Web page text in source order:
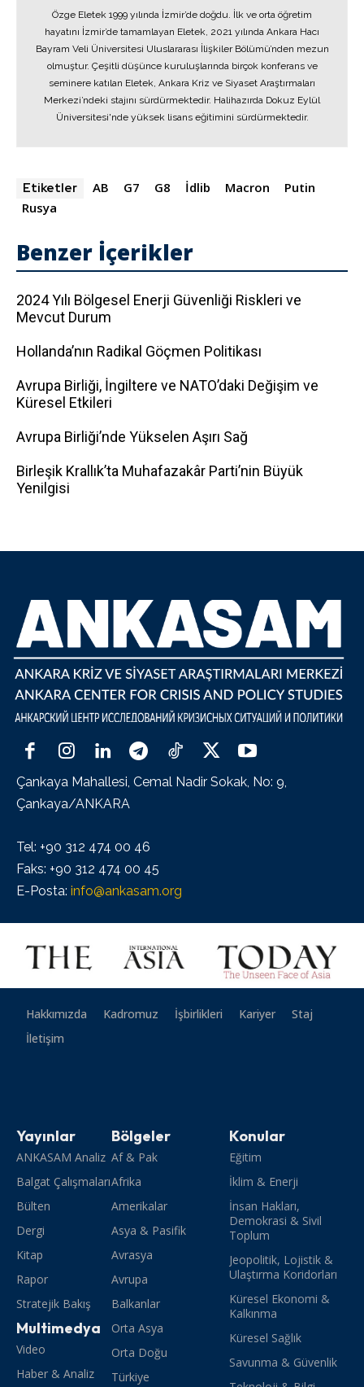
Özge Eletek 1999 yılında İzmir’de doğdu. İlk ve orta öğretim
hayatını İzmir’de tamamlayan Eletek, 2021 yılında Ankara Hacı
Bayram Veli Üniversitesi Uluslararası İlişkiler Bölümü’nden mezun
olmuştur. Çeşitli düşünce kuruluşlarında birçok konferans ve
seminere katılan Eletek, Ankara Kriz ve Siyaset Araştırmaları
Merkezi’ndeki stajını sürdürmektedir. Halihazırda Dokuz Eylül
Üniversitesi'nde yüksek lisans eğitimini sürdürmektedir.
Etiketler AB G7 G8 İdlib Macron
Putin
Rusya
Benzer İçerikler
2024 Yılı Bölgesel Enerji Güvenliği Riskleri ve
Mevcut Durum
Hollanda’nın Radikal Göçmen Politikası
Avrupa Birliği, İngiltere ve NATO’daki Değişim ve
Küresel Etkileri
Avrupa Birliği’nde Yükselen Aşırı Sağ
Birleşik Krallık’ta Muhafazakâr Parti’nin Büyük
Yenilgisi
Çankaya Mahallesi, Cemal Nadir Sokak, No: 9,
Çankaya/ANKARA
Tel: +90 312 474 00 46
Faks: +90 312 474 00 45
E-Posta: info@ankasam.org
Hakkımızda Kadromuz İşbirlikleri Kariyer
Staj
İletişim
Yayınlar
ANKASAM Analiz
Balgat Çalışmaları
Bülten
Dergi
Kitap
Rapor
Stratejik Bakış
Multimedya
Video
Haber & Analiz
Bölgeler
Af & Pak
Afrika
Amerikalar
Asya & Pasifik
Avrasya
Avrupa
Balkanlar
Orta Asya
Orta Doğu
Türkiye
Konular
Eğitim
İklim & Enerji
İnsan Hakları,
Demokrasi & Sivil
Toplum
Jeopolitik, Lojistik &
Ulaştırma Koridorları
Küresel Ekonomi &
Kalkınma
Küresel Sağlık
Savunma & Güvenlik